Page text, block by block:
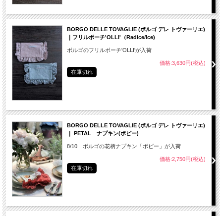
BORGO DELLE TOVAGLIE (ボルゴ デレ トヴァーリエ)
｜フリルポーチ'OLLI'（Radice/Ice)
ボルゴのフリルポーチ'OLLI'が入荷
価格:3,630円(税込)
在庫切れ
BORGO DELLE TOVAGLIE (ボルゴ デレ トヴァーリエ)
｜ PETAL ナプキン(ポピー)
8/10 ボルゴの花柄ナプキン「ポピー」が入荷
価格:2,750円(税込)
在庫切れ